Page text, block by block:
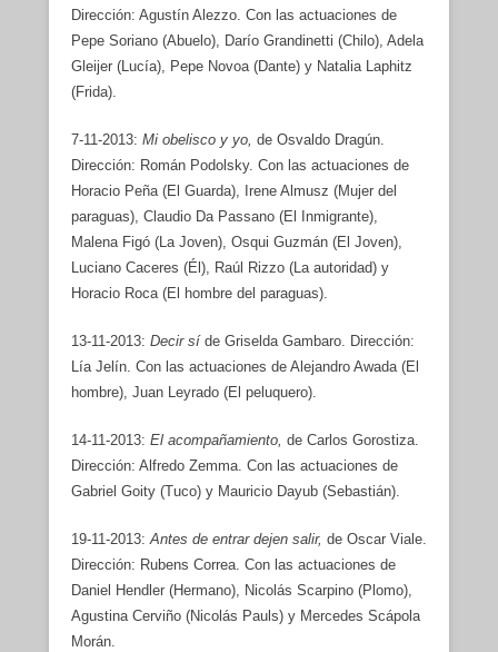
Dirección: Agustín Alezzo. Con las actuaciones de
Pepe Soriano (Abuelo), Darío Grandinetti (Chilo), Adela
Gleijer (Lucía), Pepe Novoa (Dante) y Natalia Laphitz
(Frida).
7-11-2013: Mi obelisco y yo, de Osvaldo Dragún.
Dirección: Román Podolsky. Con las actuaciones de
Horacio Peña (El Guarda), Irene Almusz (Mujer del
paraguas), Claudio Da Passano (El Inmigrante),
Malena Figó (La Joven), Osqui Guzmán (El Joven),
Luciano Caceres (Él), Raúl Rizzo (La autoridad) y
Horacio Roca (El hombre del paraguas).
13-11-2013: Decir sí de Griselda Gambaro. Dirección:
Lía Jelín. Con las actuaciones de Alejandro Awada (El
hombre), Juan Leyrado (El peluquero).
14-11-2013: El acompañamiento, de Carlos Gorostiza.
Dirección: Alfredo Zemma. Con las actuaciones de
Gabriel Goity (Tuco) y Mauricio Dayub (Sebastián).
19-11-2013:Antes de entrar dejen salir, de Oscar Viale.
Dirección: Rubens Correa. Con las actuaciones de
Daniel Hendler (Hermano), Nicolás Scarpino (Plomo),
Agustina Cerviño (Nicolás Pauls) y Mercedes Scápola
Morán.